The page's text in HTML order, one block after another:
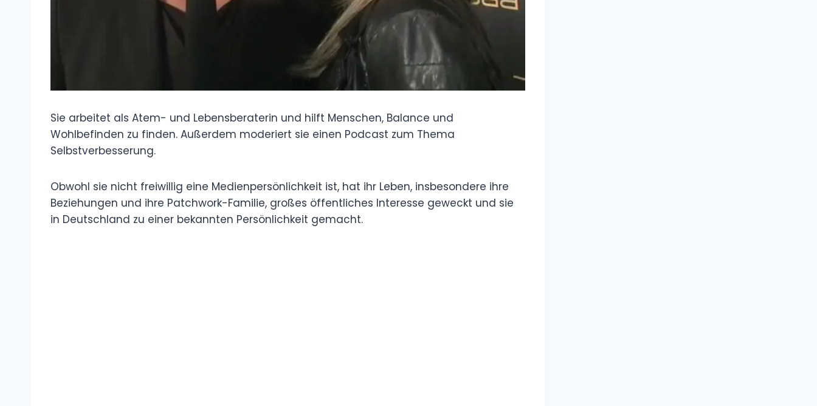
Sie arbeitet als Atem- und Lebensberaterin und hilft Menschen, Balance und
Wohlbefinden zu finden. Außerdem moderiert sie einen Podcast zum Thema
Selbstverbesserung.
Obwohl sie nicht freiwillig eine Medienpersönlichkeit ist, hat ihr Leben, insbesondere ihre
Beziehungen und ihre Patchwork-Familie, großes öffentliches Interesse geweckt und sie
in Deutschland zu einer bekannten Persönlichkeit gemacht.